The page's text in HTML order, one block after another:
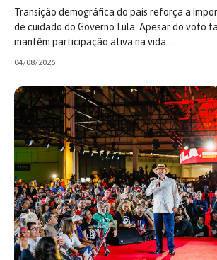
Transição demográfica do país reforça a
de cuidado do Governo Lula. Apesar do voto
mantêm participação ativa na vida…
04/08/2026